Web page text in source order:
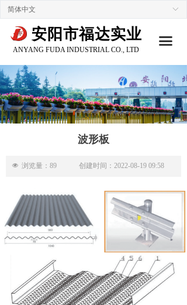
安阳市福达实业
ANYANG FUDA INDUSTRIAL CO., LTD
끀
ꀅ
简体中文
波形板
创建时间： 2022-08-19 09:58
넶 浏览量： 89